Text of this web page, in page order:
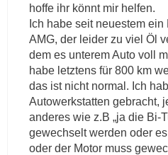
hoffe ihr könnt mir helfen.
Ich habe seit neuestem
AMG, der leider zu viel Öl
dem es unterem Auto voll
habe letztens für 800 km
das ist nicht normal. Ich
Autowerkstatten gebracht,
anderes wie z.B „ja die Bi-
gewechselt werden oder
oder der Motor muss